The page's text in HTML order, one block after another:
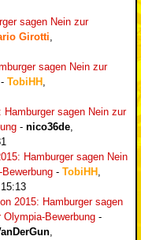
sagen Nein zur
Girotti,
sagen Nein zur
- TobiHH ,
Hamburger sagen Nein zur
- nico36de,
Hamburger sagen Nein
- TobiHH ,
2015: Hamburger sagen
Olympia-Bewerbung -
,